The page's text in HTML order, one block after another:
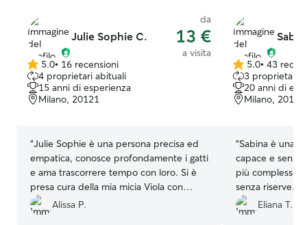
Julie Sophie C.
da
13 €
a visita
5.0
su
5
stelle
5.0• 16 recensioni
4 proprietari abituali
15 anni di esperienza
Milano, 20121
“Julie Sophie è una persona precisa ed
empatica, conosce profondamente i gatti
e ama trascorrere tempo con loro. Si è
presa cura della mia micia Viola con
attenzione e dolcezza, secondo le mie
indicazioni. Sono molto soddisfatta.
Alissa P.
5.0
su
5
stelle
5.0• 43
3 proprietari
20 anni di
Milano, 20122
“Sabina è una
capace e
più complesse.
senza riserve.
cuore, Sabina.
Eliana T.